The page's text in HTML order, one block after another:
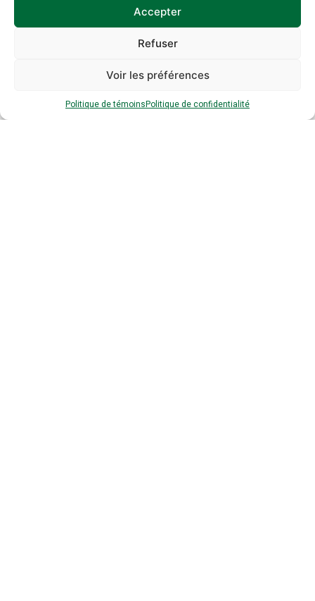
Accepter
Refuser
Voir les préférences
Politique de témoinsPolitique de confidentialité